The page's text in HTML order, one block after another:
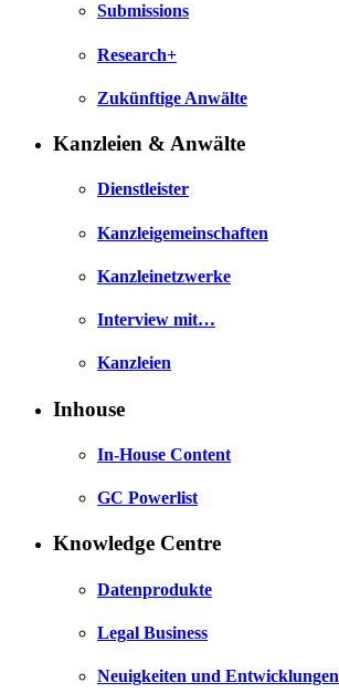
Submissions
Research+
Zukünftige Anwälte
Kanzleien & Anwälte
Dienstleister
Kanzleigemeinschaften
Kanzleinetzwerke
Interview mit…
Kanzleien
Inhouse
In-House Content
GC Powerlist
Knowledge Centre
Datenprodukte
Legal Business
Neuigkeiten und Entwicklungen